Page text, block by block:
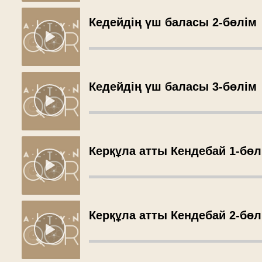
Кедейдің үш баласы 2-бөлім
Кедейдің үш баласы 3-бөлім
Керқұла атты Кендебай 1-
Керқұла атты Кендебай 2-